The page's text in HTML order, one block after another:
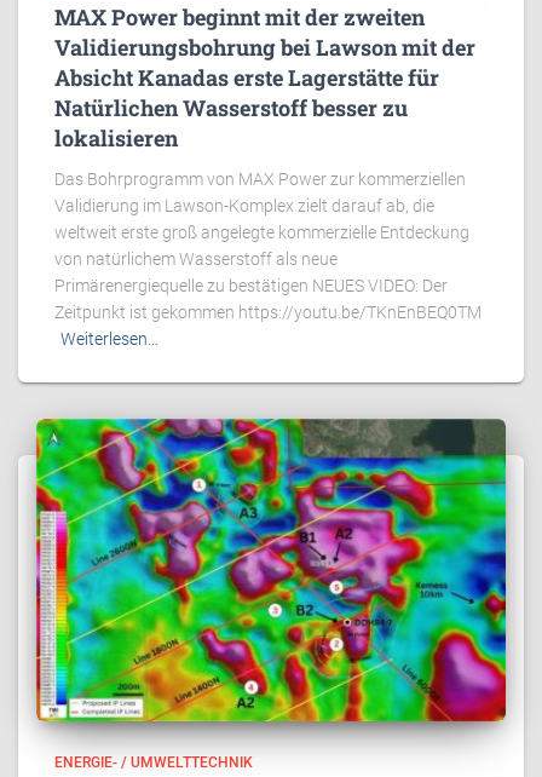
MAX Power beginnt mit der zweiten
Validierungsbohrung bei Lawson mit der
Absicht Kanadas erste Lagerstätte für
Natürlichen Wasserstoff besser zu
lokalisieren
Das Bohrprogramm von MAX Power zur kommerziellen
Validierung im Lawson-Komplex zielt darauf ab, die
weltweit erste groß angelegte kommerzielle Entdeckung
von natürlichem Wasserstoff als neue
Primärenergiequelle zu bestätigen NEUES VIDEO: Der
Zeitpunkt ist gekommen https://youtu.be/TKnEnBEQ0TM
Weiterlesen…
ENERGIE- / UMWELTTECHNIK